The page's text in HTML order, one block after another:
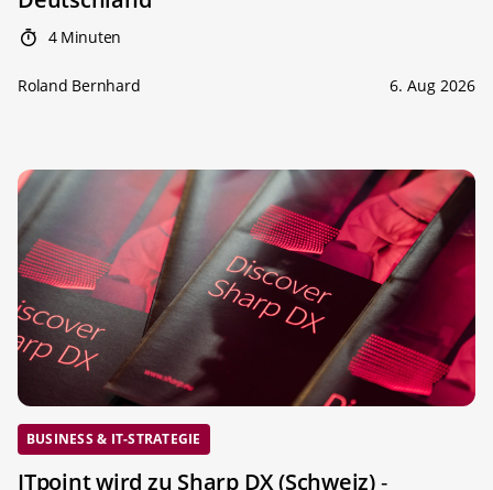
4 Minuten
Roland Bernhard 6. Aug 2026
BUSINESS & IT-STRATEGIE
ITpoint wird zu Sharp DX (Schweiz)-